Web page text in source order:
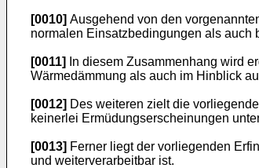
[0010] Ausgehend von den
normalen Einsatzbedingungen als auch
[0011]
In diesem Zusammenhang wird
Wärmedämmung als auch im Hinblick
[0012] Des weiteren zielt die
keinerlei Ermüdungserscheinungen
[0013] Ferner liegt der vorliegenden
und weiterverarbeitbar ist.